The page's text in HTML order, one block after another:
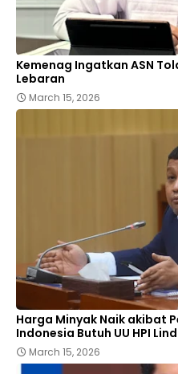
Kemenag Ingatkan ASN
Lebaran
March 15, 2026
Harga Minyak Naik akibat
Indonesia Butuh UU HPI
March 15, 2026